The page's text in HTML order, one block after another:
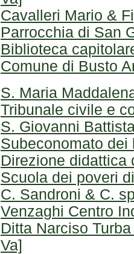
Cavalleri Mario &
Biblioteca
Comune di Busto
S. Maria
Tribunale civile e
S. Giovanni
Subeconomato
Direzione didattica
Scuola dei poveri
C. Sandroni & C.
Venzaghi Centro
Va]